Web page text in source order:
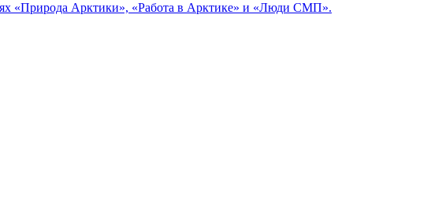
«Природа Арктики», «Работа в Арктике» и «Люди СМП».